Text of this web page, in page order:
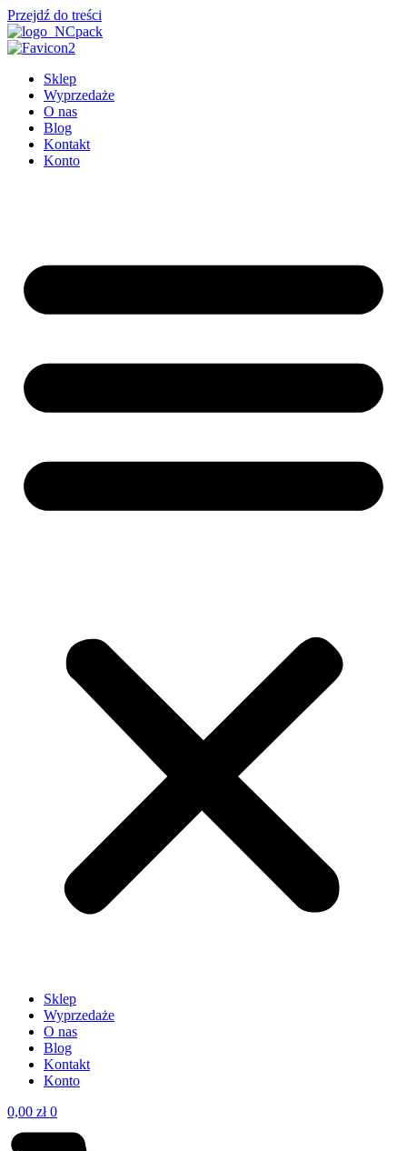
Przejdź do treści
Sklep
Wyprzedaże
O nas
Blog
Kontakt
Konto
Sklep
Wyprzedaże
O nas
Blog
Kontakt
Konto
0,00 zł 0